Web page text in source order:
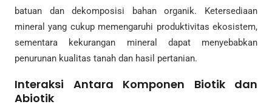
batuan dan dekomposisi bahan organik. Ketersediaan
mineral yang cukup memengaruhi produktivitas ekosistem,
sementara kekurangan mineral dapat menyebabkan
penurunan kualitas tanah dan hasil pertanian.
Interaksi Antara Komponen Biotik dan
Abiotik